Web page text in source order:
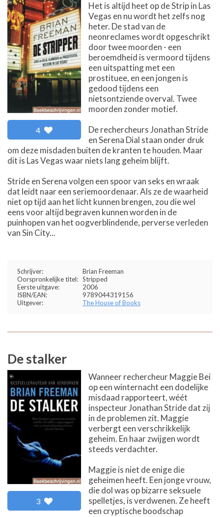
4
Het is altijd heet op de Strip in Las
Vegas en nu wordt het zelfs nog
heter. De stad van de
neonreclames wordt opgeschrikt
door twee moorden - een
beroemdheid is vermoord tijdens
een uitspatting met een
prostituee, en een jongen is
gedood tijdens een
nietsontziende overval. Twee
moorden zonder motief.
De rechercheurs Jonathan Stride
en Serena Dial staan onder druk
om deze misdaden buiten de kranten te houden. Maar
dit is Las Vegas waar niets lang geheim blijft.
Stride en Serena volgen een spoor van seks en wraak
dat leidt naar een seriemoordenaar. Als ze de waarheid
niet op tijd aan het licht kunnen brengen, zou die wel
eens voor altijd begraven kunnen worden in de
puinhopen van het oogverblindende, perverse verleden
van Sin City...
Schrijver:
Brian Freeman
Oorspronkelijke titel: Stripped
Eerste uitgave:
2006
ISBN/EAN:
9789044319156
Uitgever:
The House of Books
De stalker
3
Wanneer rechercheur Maggie Bei
op een winternacht een dodelijke
misdaad rapporteert, wéét
inspecteur Jonathan Stride dat zij
in de problemen zit. Maggie
verbergt een verschrikkelijk
geheim. En haar zwijgen wordt
steeds verdachter.
Maggie is niet de enige die
geheimen heeft. Een jonge vrouw,
die dol was op bizarre seksuele
spelletjes, is verdwenen. Ze heeft
een cryptische boodschap